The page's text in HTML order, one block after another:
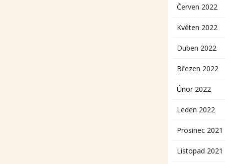
Červen 2022
Květen 2022
Duben 2022
Březen 2022
Únor 2022
Leden 2022
Prosinec 2021
Listopad 2021